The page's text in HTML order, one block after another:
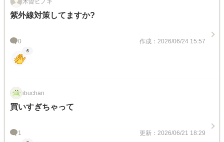
紫外線対策してますか?
0 作成：2026/06/24 15:57
6
ibuchan
買いすぎちゃって
1 更新：2026/06/21 18:29